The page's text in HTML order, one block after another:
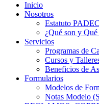
Inicio
Nosotros
Estatuto PADEC
¿Qué son y Qué
Servicios
Programas de
Cursos y
Beneficios de
Formularios
Modelos de
Notas Modelo